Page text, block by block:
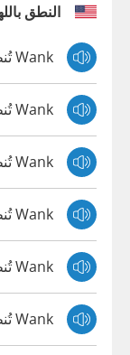
النطق
Wank تُنطق Ivy
Wank تُنطق Joanna
Wank تُنطق Kendra
Wank تُنطق Kimberly
Wank تُنطق Salli
Wank تُنطق Joey